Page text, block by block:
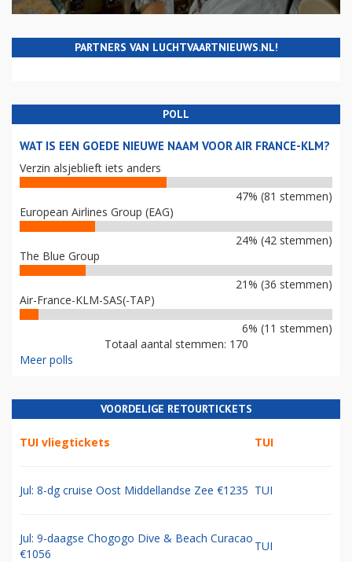
PARTNERS VAN LUCHTVAARTNIEUWS.NL!
POLL
WAT IS EEN GOEDE NIEUWE NAAM VOOR AIR FRANCE-KLM?
Verzin alsjeblieft iets anders
47% (81 stemmen)
European Airlines Group (EAG)
24% (42 stemmen)
The Blue Group
21% (36 stemmen)
Air-France-KLM-SAS(-TAP)
6% (11 stemmen)
Totaal aantal stemmen: 170
Meer polls
VOORDELIGE RETOURTICKETS
TUI vliegtickets TUI
Jul: 8-dg cruise Oost Middellandse Zee €1235 TUI
Jul: 9-daagse Chogogo Dive & Beach Curacao
€1056
TUI